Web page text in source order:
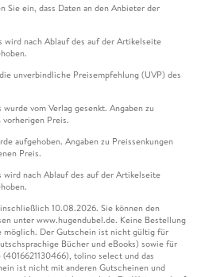
ein, dass Daten an den Anbieter der
wird nach Ablauf des auf der Artikelseite
unverbindliche Preisempfehlung (UVP) des
vom Verlag gesenkt. Angaben zu
vorherigen Preis.
aufgehoben. Angaben zu Preissenkungen
Preis.
nach Ablauf des auf der Artikelseite
10.08.2026. Sie können den
unter www.hugendubel.de. Keine Bestellung
möglich. Der Gutschein ist nicht gültig für
Bücher und eBooks) sowie für
tolino select und das
ist nicht mit anderen Gutscheinen und